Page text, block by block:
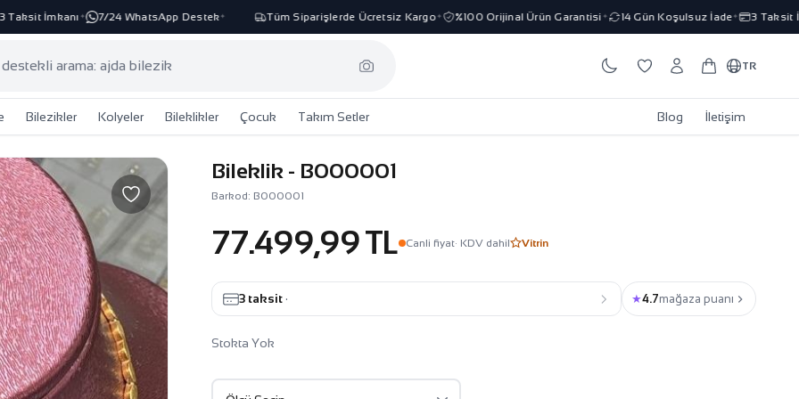
İmkanı✦ 7/24 WhatsApp Destek✦ Tüm Siparişlerde Ücretsiz Kargo✦ %100 Orijinal Ürün Garantisi✦ 14 Gün Koşulsuz İade ✦ 3 Taksit
TR
Bilezikler Kolyeler Bileklikler Çocuk Takım Setler Blog İletişim
Bileklik - B000001
Barkod: B000001
77.499,99 TL Canli fiyat· KDV dahil Vitrin
3 taksit · ★4.7mağaza puanı
Stokta Yok